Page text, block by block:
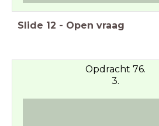
Slide 12 - Open vraag
Opdracht 76.
3.